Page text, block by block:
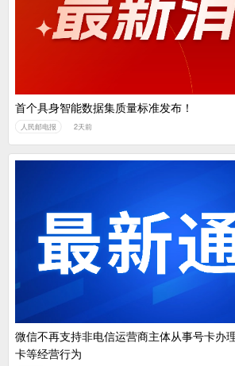
首个具身智能数据集质量标准发布！
人民邮电报 2天前
微信不再支持非电信运营商主体从事号卡办
卡等经营行为